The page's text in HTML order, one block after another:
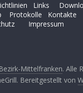
Links
Protokolle
Kontakte
Impressum
Mittelfranken. Alle
Bereitgestellt von